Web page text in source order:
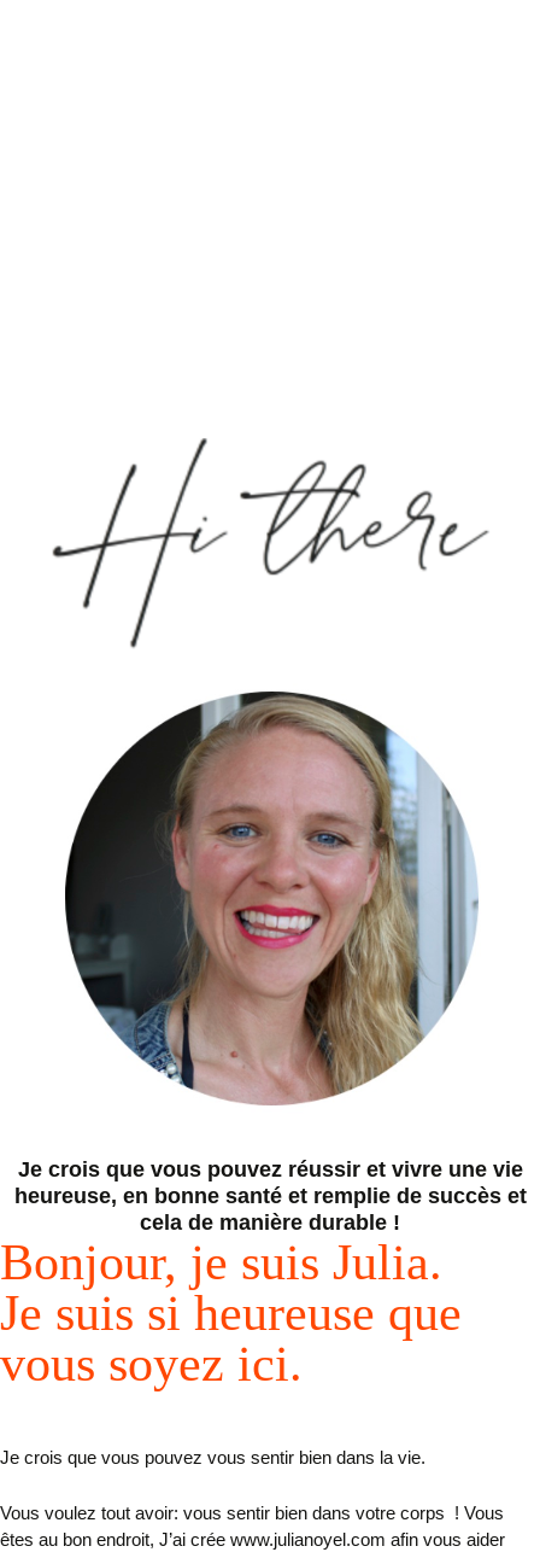
Je crois que vous pouvez réussir et vivre une vie
heureuse, en bonne santé et remplie de succès et
cela de manière durable !
Bonjour, je suis Julia.
Je suis si heureuse que
vous soyez ici.
Je crois que vous pouvez vous sentir bien dans la vie.
Vous voulez tout avoir: vous sentir bien dans votre corps ! Vous
êtes au bon endroit, J’ai crée www.julianoyel.com afin vous aider